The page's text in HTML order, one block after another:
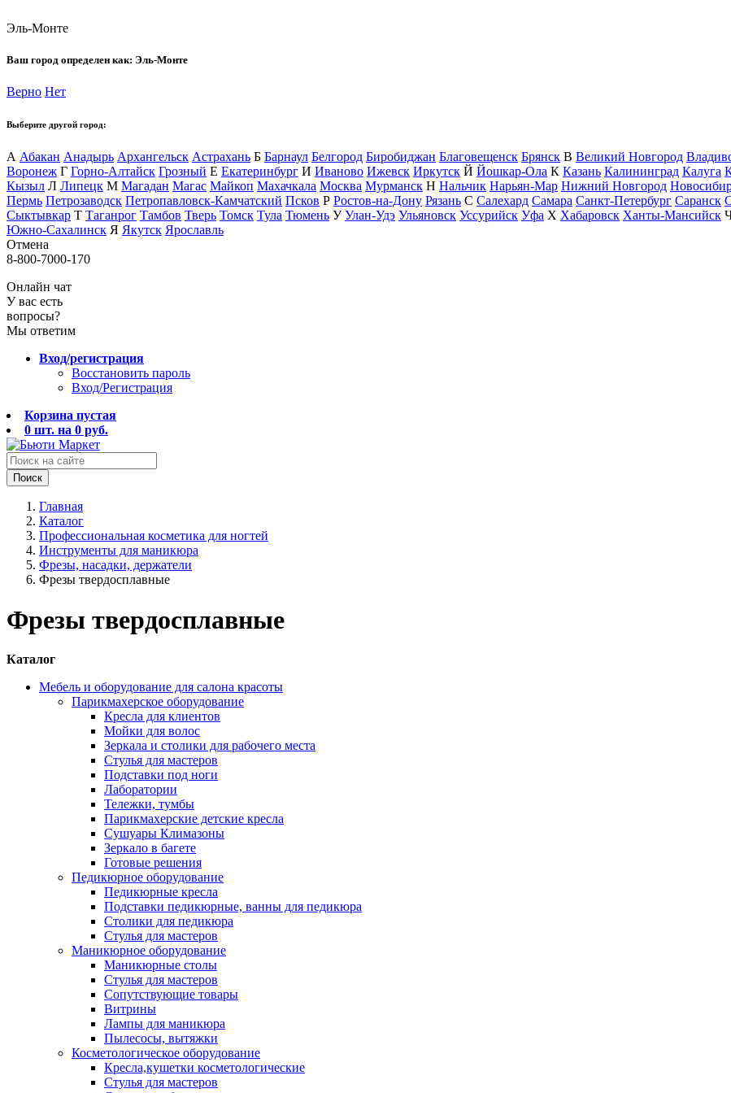
Эль-Монте
Ваш город определен как: Эль-Монте
Верно Нет
Выберите другой город:
А Абакан Анадырь Архангельск Астрахань Б Барнаул Белгород Биробиджан Благовещенск Брянск В Великий Новгород
Воронеж Г Горно-Алтайск Грозный Е Екатеринбург И Иваново Ижевск Иркутск Й Йошкар-Ола К Казань Калининград Калуга
Кызыл Л Липецк М Магадан Магас Майкоп Махачкала Москва Мурманск Н Нальчик Нарьян-Мар Нижний Новгород
Пермь Петрозаводск Петропавловск-Камчатский Псков Р Ростов-на-Дону Рязань С Салехард Самара Санкт-Петербург Саранск
Сыктывкар Т Таганрог Тамбов Тверь Томск Тула Тюмень У Улан-Удэ Ульяновск Уссурийск Уфа Х Хабаровск Ханты-Мансийск
Южно-Сахалинск Я Якутск Ярославль
Отмена
8-800-7000-170
Онлайн чат
У вас есть
вопросы?
Мы ответим
Вход/регистрация
Восстановить пароль
Вход/Регистрация
Корзина пустая
0 шт. на 0 руб.
Поиск
Главная
Каталог
Профессиональная косметика для ногтей
Инструменты для маникюра
Фрезы, насадки, держатели
Фрезы твердосплавные
Фрезы твердосплавные
Каталог
Мебель и оборудование для салона красоты
Парикмахерское оборудование
Кресла для клиентов
Мойки для волос
Зеркала и столики для рабочего места
Стулья для мастеров
Подставки под ноги
Лаборатории
Тележки, тумбы
Парикмахерские детские кресла
Сушуары Климазоны
Зеркало в багете
Готовые решения
Педикюрное оборудование
Педикюрные кресла
Подставки педикюрные, ванны для педикюра
Столики для педикюра
Стулья для мастеров
Маникюрное оборудование
Маникюрные столы
Стулья для мастеров
Сопутствующие товары
Витрины
Лампы для маникюра
Пылесосы, вытяжки
Косметологическое оборудование
Кресла,кушетки косметологические
Стулья для мастеров